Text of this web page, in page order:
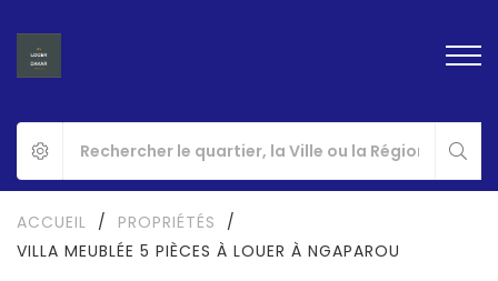
ACCUEIL / PROPRIÉTÉS
/
VILLA MEUBLÉE 5 PIÈCES À LOUER À NGAPAROU